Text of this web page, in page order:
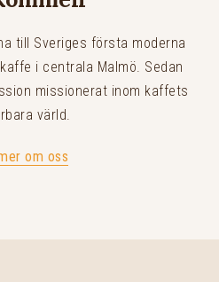
till Sveriges första moderna
i centrala Malmö. Sedan
missionerat inom kaffets
värld.
om oss